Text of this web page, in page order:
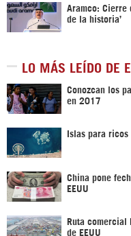
Aramco: Cierre
de la historia’
LO MÁS LEÍDO DE
Conozcan los
en 2017
Islas para ricos
China pone
EEUU
Ruta comercial
de EEUU